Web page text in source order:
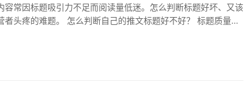
容常因标题吸引力不足而阅读量低迷。怎么判断标题好坏、又该
头疼的难题。 怎么判断自己的推文标题好不好？ 标题质量直